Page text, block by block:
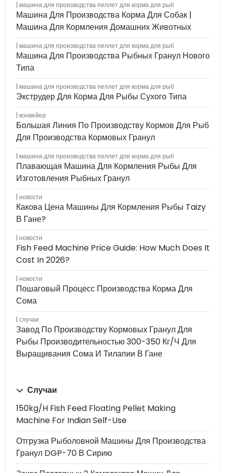
машина для производства пеллет для корма для рыб
Машина Для Производства Корма Для Собак |
Машина Для Кормления Домашних Животных
машина для производства пеллет для корма для рыб
Машина Для Производства Рыбных Гранул Нового
Типа
машина для производства пеллет для корма для рыб
Экструдер Для Корма Для Рыбы Сухого Типа
конвейер
Большая Линия По Производству Кормов Для Рыб
Для Производства Кормовых Гранул
машина для производства пеллет для корма для рыб
Плавающая Машина Для Кормления Рыбы Для
Изготовления Рыбных Гранул
новости
Какова Цена Машины Для Кормления Рыбы Taizy
В Гане?
новости
Fish Feed Machine Price Guide: How Much Does It
Cost In 2026?
новости
Пошаговый Процесс Производства Корма Для
Сома
случаи
Завод По Производству Кормовых Гранул Для
Рыбы Производительностью 300-350 Кг/ч Для
Выращивания Сома И Тилапии В Гане
Случаи
150kg/h Fish Feed Floating Pellet Making
Machine For Indian Self-Use
Отгрузка Рыболовной Машины Для Производства
Гранул DGP-70 В Сирию